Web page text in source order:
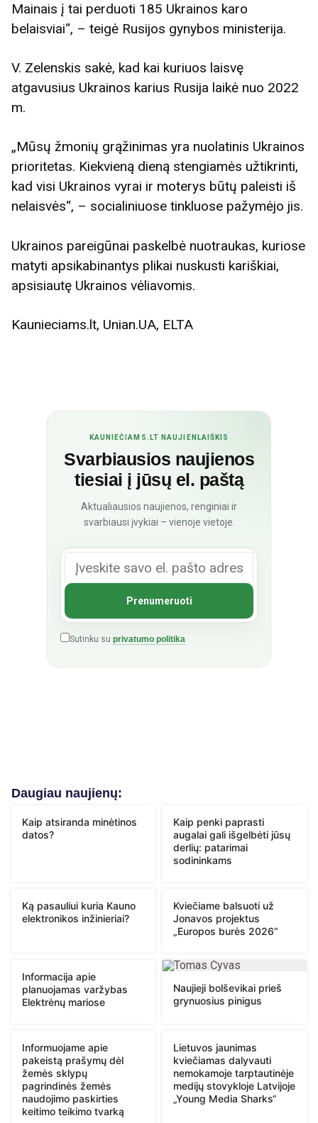
Mainais į tai perduoti 185 Ukrainos karo
belaisviai“, – teigė Rusijos gynybos ministerija.
V. Zelenskis sakė, kad kai kuriuos laisvę
atgavusius Ukrainos karius Rusija laikė nuo 2022
m.
„Mūsų žmonių grąžinimas yra nuolatinis Ukrainos
prioritetas. Kiekvieną dieną stengiamės užtikrinti,
kad visi Ukrainos vyrai ir moterys būtų paleisti iš
nelaisvės“, – socialiniuose tinkluose pažymėjo jis.
Ukrainos pareigūnai paskelbė nuotraukas, kuriose
matyti apsikabinantys plikai nuskusti kariškiai,
apsisiautę Ukrainos vėliavomis.
Kaunieciams.lt, Unian.UA, ELTA
KAUNIEČIAMS.LT NAUJIENLAIŠKIS
Svarbiausios naujienos
tiesiai į jūsų el. paštą
Aktualiausios naujienos, renginiai ir
svarbiausi įvykiai – vienoje vietoje.
Sutinku su privatumo politika
Daugiau naujienų:
Kaip atsiranda minėtinos
datos?
Kaip penki paprasti
augalai gali išgelbėti jūsų
derlių: patarimai
sodininkams
Ką pasauliui kuria Kauno
elektronikos inžinieriai?
Kviečiame balsuoti už
Jonavos projektus
„Europos burės 2026“
Informacija apie
planuojamas varžybas
Elektrėnų mariose
Naujieji bolševikai prieš
grynuosius pinigus
Informuojame apie
pakeistą prašymų dėl
žemės sklypų
pagrindinės žemės
naudojimo paskirties
keitimo teikimo tvarką
Lietuvos jaunimas
kviečiamas dalyvauti
nemokamoje tarptautinėje
medijų stovykloje Latvijoje
„Young Media Sharks“